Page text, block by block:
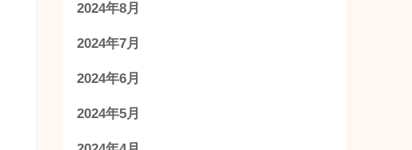
2024年8月
2024年7月
2024年6月
2024年5月